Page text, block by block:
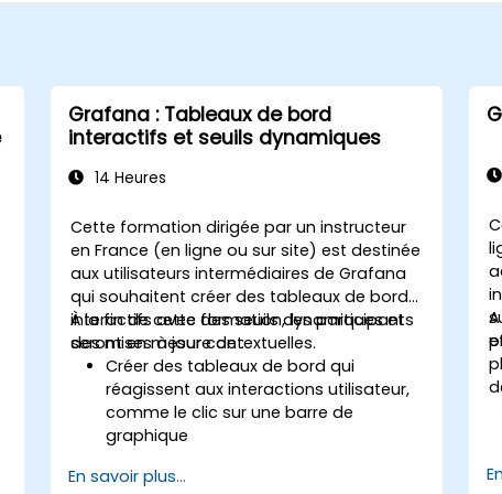
Grafana : Tableaux de bord
interactifs et seuils dynamiques
14 Heures
Cette formation dirigée par un instructeur
en France (en ligne ou sur site) est destinée
aux utilisateurs intermédiaires de Grafana
qui souhaitent créer des tableaux de bord
interactifs avec des seuils dynamiques et
des mises à jour contextuelles.
À la fin de cette formation, les participants
seront en mesure de :
Créer des tableaux de bord qui
réagissent aux interactions utilisateur,
comme le clic sur une barre de
graphique
détaillées qui se mettent à jour sur
En savoir plus...